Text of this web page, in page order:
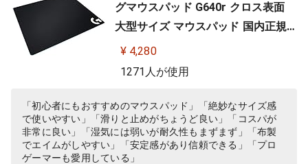
グマウスパッド G640r クロス表面
大型サイズ マウスパッド 国内正規
品
¥ 4,280
1271人が使用
「初心者にもおすすめのマウスパッド」「絶妙なサイズ感
で使いやすい」「滑りと止めがちょうど良い」「コスパが
非常に良い」「湿気には弱いが耐久性もまずまず」「布製
でエイムがしやすい」「安定感があり信頼できる」「プロ
ゲーマーも愛用している」